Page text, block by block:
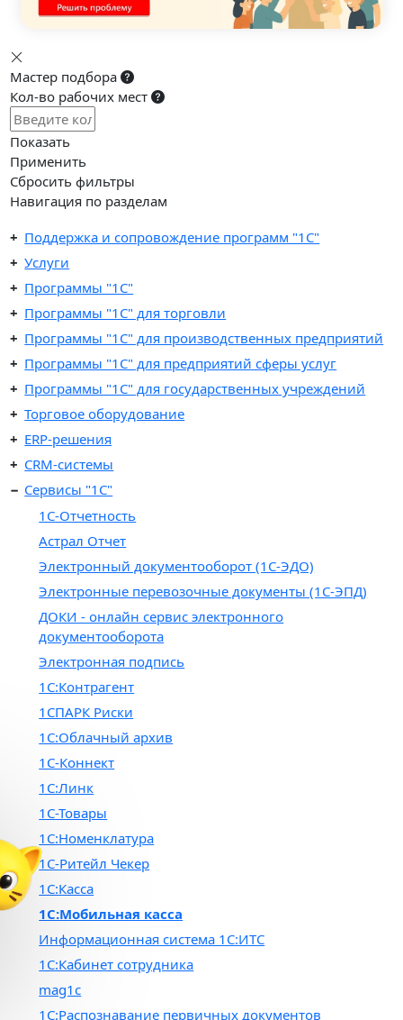
Мастер подбора
Кол-во рабочих мест
Показать
Применить
Сбросить фильтры
Навигация по разделам
Поддержка и сопровождение программ "1С"
Услуги
Программы "1С"
Программы "1C" для торговли
Программы "1C" для производственных предприятий
Программы "1C" для предприятий сферы услуг
Программы "1С" для государственных учреждений
Торговое оборудование
ERP-решения
CRM-системы
Сервисы "1С"
1С-Отчетность
Астрал Отчет
Электронный документооборот (1С-ЭДО)
Электронные перевозочные документы (1С-ЭПД)
ДОКИ - онлайн сервис электронного
документооборота
Электронная подпись
1С:Контрагент
1СПАРК Риски
1С:Облачный архив
1С-Коннект
1С:Линк
1С-Товары
1С:Номенклатура
1С-Ритейл Чекер
1С:Касса
1С:Мобильная касса
Информационная система 1С:ИТС
1С:Кабинет сотрудника
mag1c
1С:Распознавание первичных документов